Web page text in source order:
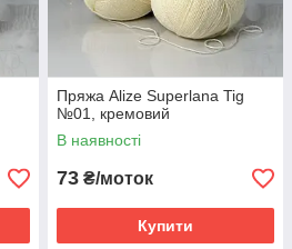
Пряжа Alize Superlana Tig
№01, кремовий
В наявності
73 ₴/моток
Купити